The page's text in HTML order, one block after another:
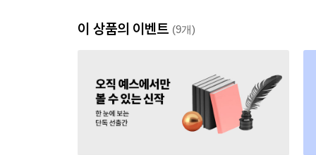
이 상품의 이벤트 (9개)